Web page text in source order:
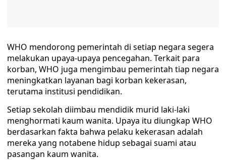
WHO mendorong pemerintah di setiap negara segera
melakukan upaya-upaya pencegahan. Terkait para
korban, WHO juga mengimbau pemerintah tiap negara
meningkatkan layanan bagi korban kekerasan,
terutama institusi pendidikan.
Setiap sekolah diimbau mendidik murid laki-laki
menghormati kaum wanita. Upaya itu diungkap WHO
berdasarkan fakta bahwa pelaku kekerasan adalah
mereka yang notabene hidup sebagai suami atau
pasangan kaum wanita.